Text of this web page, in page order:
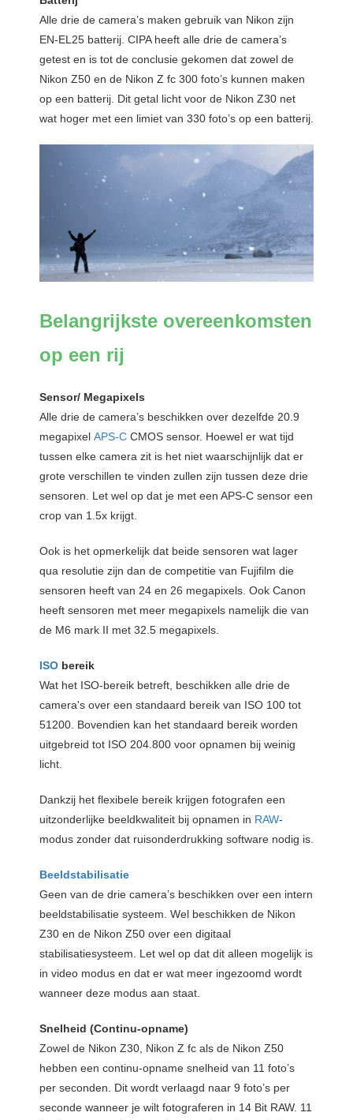
Alle drie de camera’s maken gebruik van Nikon zijn
EN-EL25 batterij. CIPA heeft alle drie de camera’s
getest en is tot de conclusie gekomen dat zowel de
Nikon Z50 en de Nikon Z fc 300 foto’s kunnen maken
op een batterij. Dit getal licht voor de Nikon Z30 net
wat hoger met een limiet van 330 foto’s op een batterij.
Belangrijkste overeenkomsten
op een rij
Sensor/ Megapixels
Alle drie de camera’s beschikken over dezelfde 20.9
megapixel APS-C CMOS sensor. Hoewel er wat tijd
tussen elke camera zit is het niet waarschijnlijk dat er
grote verschillen te vinden zullen zijn tussen deze drie
sensoren. Let wel op dat je met een APS-C sensor een
crop van 1.5x krijgt.
Ook is het opmerkelijk dat beide sensoren wat lager
qua resolutie zijn dan de competitie van Fujifilm die
sensoren heeft van 24 en 26 megapixels. Ook Canon
heeft sensoren met meer megapixels namelijk die van
de M6 mark II met 32.5 megapixels.
ISO bereik
Wat het ISO-bereik betreft, beschikken alle drie de
camera's over een standaard bereik van ISO 100 tot
51200. Bovendien kan het standaard bereik worden
uitgebreid tot ISO 204.800 voor opnamen bij weinig
licht.
Dankzij het flexibele bereik krijgen fotografen een
uitzonderlijke beeldkwaliteit bij opnamen in RAW-
modus zonder dat ruisonderdrukking software nodig is.
Beeldstabilisatie
Geen van de drie camera’s beschikken over een intern
beeldstabilisatie systeem. Wel beschikken de Nikon
Z30 en de Nikon Z50 over een digitaal
stabilisatiesysteem. Let wel op dat dit alleen mogelijk is
in video modus en dat er wat meer ingezoomd wordt
wanneer deze modus aan staat.
Snelheid (Continu-opname)
Zowel de Nikon Z30, Nikon Z fc als de Nikon Z50
hebben een continu-opname snelheid van 11 foto’s
per seconden. Dit wordt verlaagd naar 9 foto’s per
seconde wanneer je wilt fotograferen in 14 Bit RAW. 11